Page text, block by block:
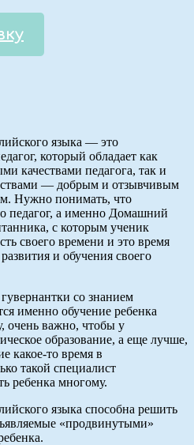
языка — это
который обладает как
качествами педагога, так и
— добрым и отзывчивым
Нужно понимать, что
педагог, а именно Домашний
с которым ученик
своего времени и это время
и обучения своего
со знанием
именно обучение ребенка
очень важно, чтобы у
образование, а еще лучше,
какое-то время в
такой специалист
ребенка многому.
языка способна решить
«продвинутыми»